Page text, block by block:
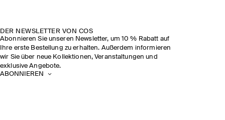
DER NEWSLETTER VON COS
Abonnieren Sie unseren Newsletter, um 10 % Rabatt auf
Ihre erste Bestellung zu erhalten. Außerdem informieren
wir Sie über neue Kollektionen, Veranstaltungen und
exklusive Angebote.
ABONNIEREN